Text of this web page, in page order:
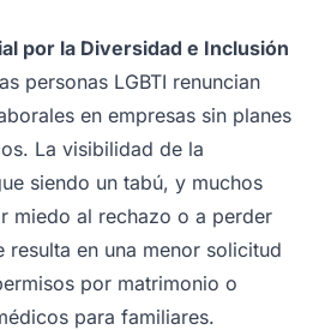
por la Diversidad e Inclusión
personas LGBTI renuncian
en empresas sin planes
La visibilidad de la
siendo un tabú, y muchos
miedo al rechazo o a perder
en una menor solicitud
por matrimonio o
para familiares.